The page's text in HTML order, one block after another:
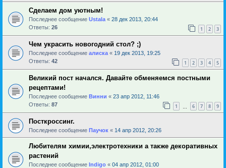
Сделаем дом уютным!
Последнее сообщение Ustala « 28 дек 2013, 20:44
Ответы: 26 1 2 3
Чем украсить новогодний стол? ;)
Последнее сообщение алиска « 19 дек 2013, 19:25
Ответы: 42 1 2 3 4 5
Великий пост начался. Давайте обменяемся постными
рецептами!
Последнее сообщение Винни « 23 апр 2012, 11:46
Ответы: 87 1 6 7 8 9
Посткроссинг.
Последнее сообщение Паучок « 14 апр 2012, 20:26
Любителям химии,электротехники а также декоративных
растений
Последнее сообщение Indigo « 04 апр 2012, 01:00